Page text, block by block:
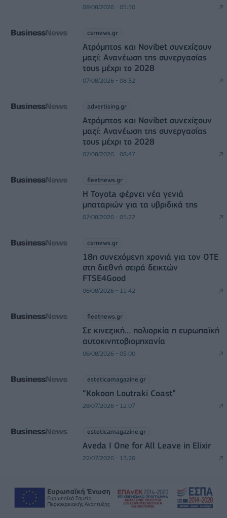
08/08/2026 - 05:50
csrnews.gr
Ατρόμητος και Novibet συνεχίζουν
μαζί: Ανανέωση της συνεργασίας
τους μέχρι το 2028
07/08/2026 - 08:52
advertising.gr
Ατρόμητος και Novibet συνεχίζουν
μαζί: Ανανέωση της συνεργασίας
τους μέχρι το 2028
07/08/2026 - 08:47
fleetnews.gr
Η Toyota φέρνει νέα γενιά
μπαταριών για τα υβριδικά της
07/08/2026 - 05:22
csrnews.gr
18η συνεχόμενη χρονιά για τον ΟΤΕ
στη διεθνή σειρά δεικτών
FTSE4Good
06/08/2026 - 11:42
fleetnews.gr
Σε κινεζική… πολιορκία η ευρωπαϊκή
αυτοκινητοβιομηχανία
06/08/2026 - 05:00
esteticamagazine.gr
“Kokoon Loutraki Coast”
28/07/2026 - 12:07
esteticamagazine.gr
Aveda I One for All Leave in Elixir
22/07/2026 - 13:20